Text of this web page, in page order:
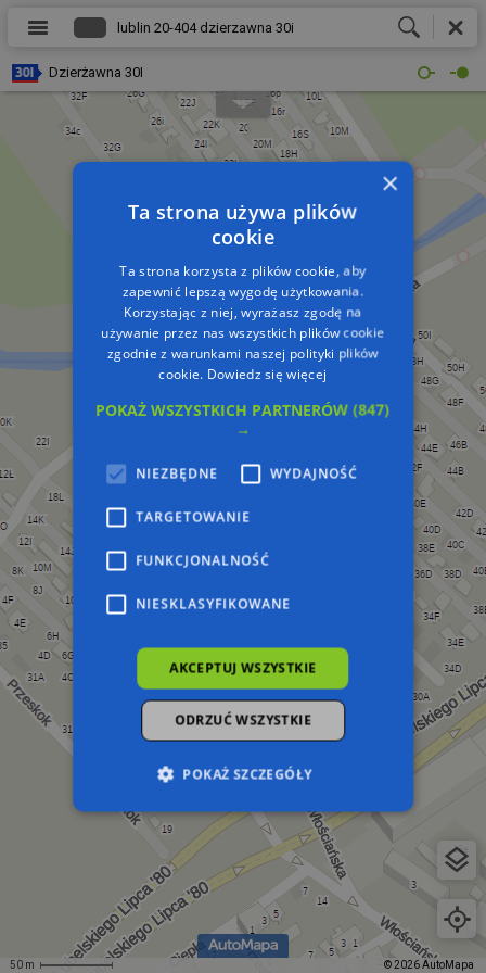
50 m © 2026 AutoMapa
Dzierżawna 30I
×
Ta strona używa plików
cookie
Ta strona korzysta z plików cookie, aby
zapewnić lepszą wygodę użytkowania.
Korzystając z niej, wyrażasz zgodę na
używanie przez nas wszystkich plików cookie
zgodnie z warunkami naszej polityki plików
cookie. Dowiedz się więcej
POKAŻ WSZYSTKICH PARTNERÓW(847)
→
NIEZBĘDNE WYDAJNOŚĆ
TARGETOWANIE
FUNKCJONALNOŚĆ
NIESKLASYFIKOWANE
AKCEPTUJ WSZYSTKIE
ODRZUĆ WSZYSTKIE
POKAŻ SZCZEGÓŁY
Niezbędne Wydajność
Targetowanie
Funkcjonalność
Niesklasyfikowane
Niezbędne pliki cookie umożliwiają korzystanie z
podstawowych funkcji strony internetowej,
takich jak logowanie użytkownika i zarządzanie